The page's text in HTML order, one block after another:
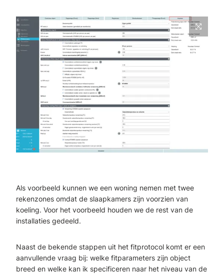
Als voorbeeld kunnen we een woning nemen met twee
rekenzones omdat de slaapkamers zijn voorzien van
koeling. Voor het voorbeeld houden we de rest van de
installaties gedeeld.
Naast de bekende stappen uit het fitprotocol komt er een
aanvullende vraag bij: welke fitparameters zijn object
breed en welke kan ik specificeren naar het niveau van de